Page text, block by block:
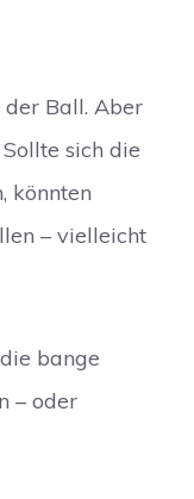
Ball. Aber
sich die
könnten
– vielleicht
bange
– oder